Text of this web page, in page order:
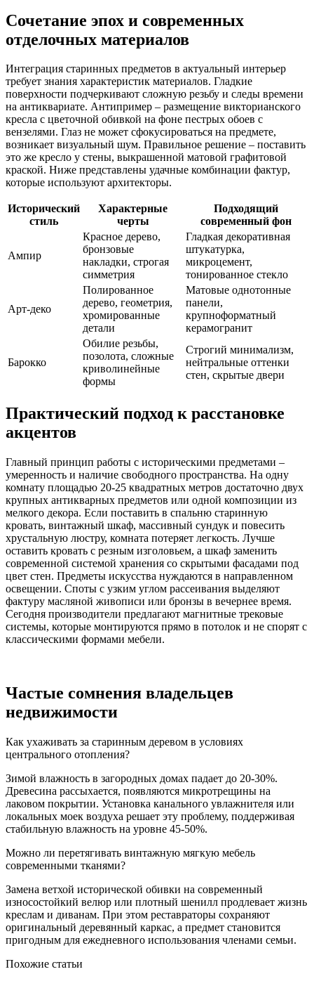
Сочетание эпох и современных
отделочных материалов
Интеграция старинных предметов в актуальный интерьер
требует знания характеристик материалов. Гладкие
поверхности подчеркивают сложную резьбу и следы времени
на антиквариате. Антипример – размещение викторианского
кресла с цветочной обивкой на фоне пестрых обоев с
вензелями. Глаз не может сфокусироваться на предмете,
возникает визуальный шум. Правильное решение – поставить
это же кресло у стены, выкрашенной матовой графитовой
краской. Ниже представлены удачные комбинации фактур,
которые используют архитекторы.
Исторический
стиль
Характерные
черты
Подходящий
современный фон
Ампир
Красное дерево,
бронзовые
накладки, строгая
симметрия
Гладкая декоративная
штукатурка,
микроцемент,
тонированное стекло
Арт-деко
Полированное
дерево, геометрия,
хромированные
детали
Матовые однотонные
панели,
крупноформатный
керамогранит
Барокко
Обилие резьбы,
позолота, сложные
криволинейные
формы
Строгий минимализм,
нейтральные оттенки
стен, скрытые двери
Практический подход к расстановке
акцентов
Главный принцип работы с историческими предметами –
умеренность и наличие свободного пространства. На одну
комнату площадью 20-25 квадратных метров достаточно двух
крупных антикварных предметов или одной композиции из
мелкого декора. Если поставить в спальню старинную
кровать, винтажный шкаф, массивный сундук и повесить
хрустальную люстру, комната потеряет легкость. Лучше
оставить кровать с резным изголовьем, а шкаф заменить
современной системой хранения со скрытыми фасадами под
цвет стен. Предметы искусства нуждаются в направленном
освещении. Споты с узким углом рассеивания выделяют
фактуру масляной живописи или бронзы в вечернее время.
Сегодня производители предлагают магнитные трековые
системы, которые монтируются прямо в потолок и не спорят с
классическими формами мебели.
Частые сомнения владельцев
недвижимости
Как ухаживать за старинным деревом в условиях
центрального отопления?
Зимой влажность в загородных домах падает до 20-30%.
Древесина рассыхается, появляются микротрещины на
лаковом покрытии. Установка канального увлажнителя или
локальных моек воздуха решает эту проблему, поддерживая
стабильную влажность на уровне 45-50%.
Можно ли перетягивать винтажную мягкую мебель
современными тканями?
Замена ветхой исторической обивки на современный
износостойкий велюр или плотный шенилл продлевает жизнь
креслам и диванам. При этом реставраторы сохраняют
оригинальный деревянный каркас, а предмет становится
пригодным для ежедневного использования членами семьи.
Похожие статьи